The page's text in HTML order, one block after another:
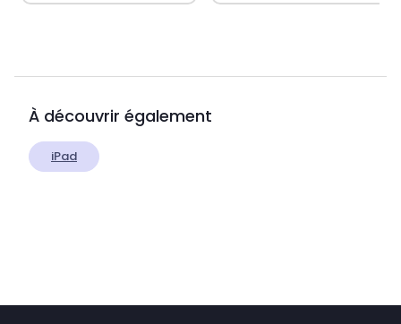
À découvrir également
iPad